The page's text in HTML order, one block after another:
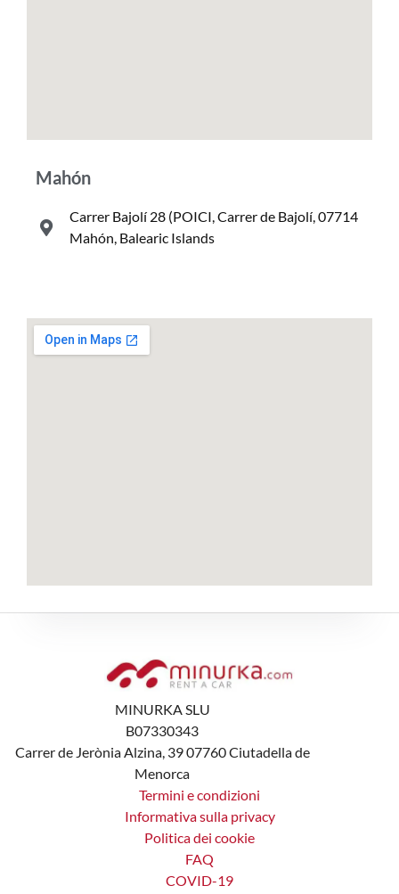
Mahón
Carrer Bajolí 28 (POICI, Carrer de Bajolí, 07714
Mahón, Balearic Islands
MINURKA SLU
B07330343
Carrer de Jerònia Alzina, 39 07760 Ciutadella de
Menorca
Termini e condizioni
Informativa sulla privacy
Politica dei cookie
FAQ
COVID-19